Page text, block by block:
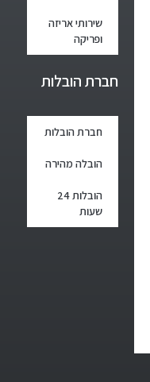
שירותי אריזה
ופריקה
חברת הובלות
חברת הובלות
הובלה מהירה
הובלות 24
שעות